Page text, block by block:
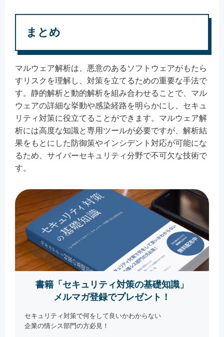
まとめ
マルウェア解析は、悪意のあるソフトウェアがもたら
すリスクを理解し、対策を立てるための重要な手法で
す。静的解析と動的解析を組み合わせることで、マル
ウェアの詳細な挙動や感染経路を明らかにし、セキュ
リティ対策に役立てることができます。マルウェア解
析には高度な知識と専用ツールが必要ですが、解析結
果をもとにした防御策やインシデント対応が可能にな
るため、サイバーセキュリティ分野で不可欠な技術で
す。
書籍「セキュリティ対策の基礎知識」
メルマガ登録でプレゼント！
セキュリティ対策で何をして良いかわからない
企業の情シス部門の方必見！